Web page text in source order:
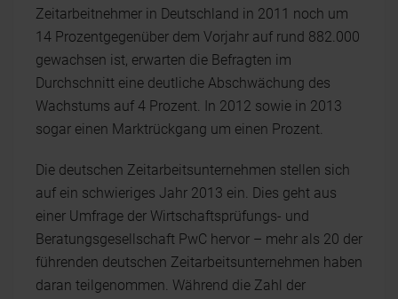
Zeitarbeitnehmer in Deutschland in 2011 noch um
14 Prozentgegenüber dem Vorjahr auf rund 882.000
gewachsen ist, erwarten die Befragten im
Durchschnitt eine deutliche Abschwächung des
Wachstums auf 4 Prozent. In 2012 sowie in 2013
sogar einen Marktrückgang um einen Prozent.
Die deutschen Zeitarbeitsunternehmen stellen sich
auf ein schwieriges Jahr 2013 ein. Dies geht aus
einer Umfrage der Wirtschaftsprüfungs- und
Beratungsgesellschaft PwC hervor – mehr als 20 der
führenden deutschen Zeitarbeitsunternehmen haben
daran teilgenommen. Während die Zahl der